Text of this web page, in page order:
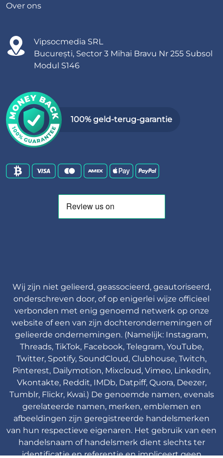
Over ons
Vipsocmedia SRL
București, Sector 3 Mihai Bravu Nr 255 Subsol
Modul S146
100% geld-terug-garantie
Wij zijn niet gelieerd, geassocieerd, geautoriseerd,
onderschreven door, of op enigerlei wijze officieel
verbonden met enig genoemd netwerk op onze
website of een van zijn dochterondernemingen of
gelieerde ondernemingen. (Namelijk: Instagram,
Threads, TikTok, Facebook, Telegram, YouTube,
Twitter, Spotify, SoundCloud, Clubhouse, Twitch,
Pinterest, Dailymotion, Mixcloud, Vimeo, Linkedin,
Vkontakte, Reddit, IMDb, Datpiff, Quora, Deezer,
Tumblr, Flickr, Kwai.) De genoemde namen, evenals
gerelateerde namen, merken, emblemen en
afbeeldingen zijn geregistreerde handelsmerken
van hun respectieve eigenaren. Het gebruik van een
handelsnaam of handelsmerk dient slechts ter
identificatie en referentie en impliceert geen